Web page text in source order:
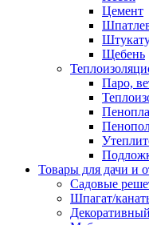
Цемент
Щебень
Паро,
Товары для дачи и
Садовые
Шпагат/